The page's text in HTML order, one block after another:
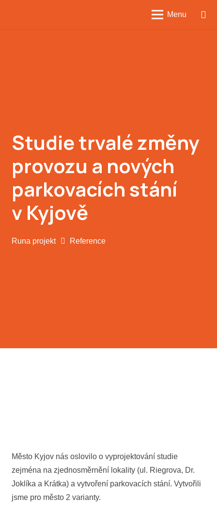
Menu
Studie trvalé změny
provozu a nových
parkovacích stání
v Kyjově
Runa projekt Reference
Město Kyjov nás oslovilo o vyprojektování studie
zejména na zjednosměrnění lokality (ul. Riegrova, Dr.
Joklíka a Krátka) a vytvoření parkovacích stání. Vytvořili
jsme pro město 2 varianty.